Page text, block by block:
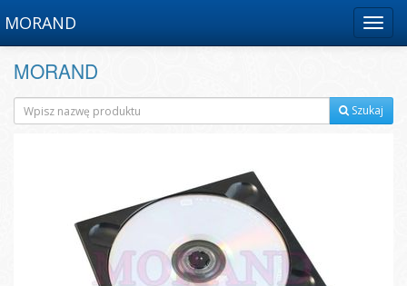
Menu
MORAND
MORAND
Szukaj